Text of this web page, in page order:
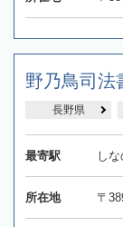
野乃鳥司法
長野県
最寄駅 し
所在地 〒